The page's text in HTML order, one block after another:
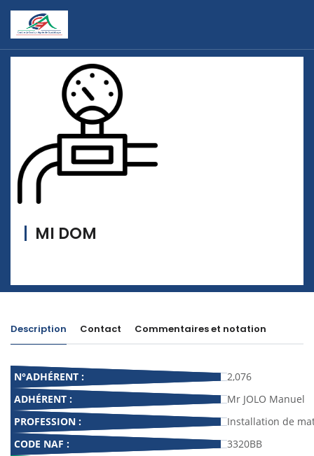
MI DOM
Description Contact Commentaires et notation
N°ADHÉRENT :
2,076
ADHÉRENT :
Mr JOLO Manuel
PROFESSION :
Installation de
CODE NAF :
3320BB